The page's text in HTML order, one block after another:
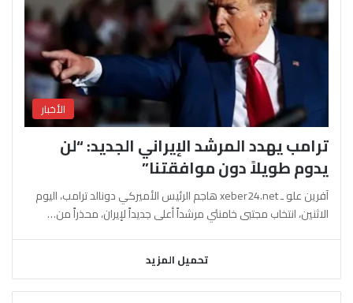
الأخبار
ترامب يهدد المرشد الإيراني الجديد: “لن
يدوم طويلاً دون موافقتنا”
آفرين علو ـ xeber24.net هاجم الرئيس الأميركي دونالد ترامب، اليوم
الاثنين، انتخاب مجتبى خامنئي مرشداً أعلى جديداً لإيران، محذراً من…
تحميل المزيد